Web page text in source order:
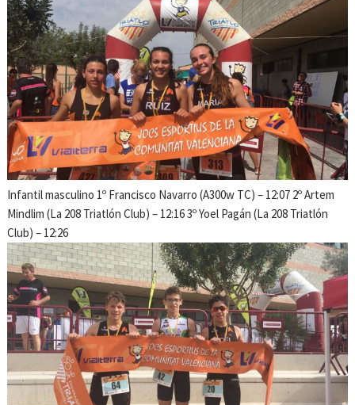
Infantil masculino 1º Francisco Navarro (A300w TC) – 12:07 2º Artem
Mindlim (La 208 Triatlón Club) – 12:16 3º Yoel Pagán (La 208 Triatlón
Club) – 12:26